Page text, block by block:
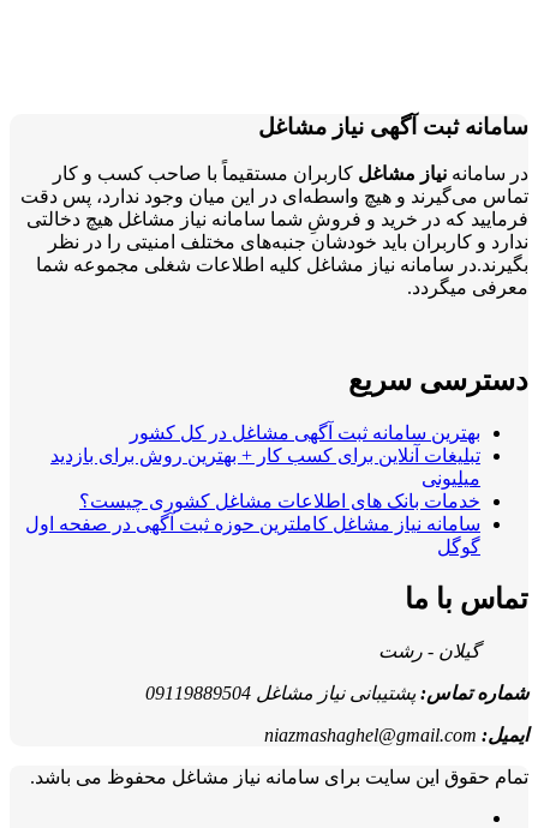
سامانه ثبت آگهی نیاز مشاغل
در سامانه نیاز مشاغلکاربران مستقیماً با صاحب کسب و کار
تماس می‌گیرند و هیچ واسطه‌ای در این میان وجود ندارد، پس دقت
فرمایید که در خرید و فروشِ شما سامانه نیاز مشاغل هیچ دخالتی
ندارد و کاربران باید خودشان جنبه‌های مختلف امنیتی را در نظر
بگیرند.در سامانه نیاز مشاغل کلیه اطلاعات شغلی مجموعه شما
معرفی میگردد.
دسترسی سریع
بهترین سامانه ثبت آگهی مشاغل در کل کشور
تبلیغات آنلاین برای کسب کار + بهترین روش برای بازدید
میلیونی
خدمات بانک های اطلاعات مشاغل کشوری چیست؟
سامانه نیاز مشاغل کاملترین حوزه ثبت آگهی در صفحه اول
گوگل
تماس با ما
گیلان - رشت
شماره تماس:پشتیبانی نیاز مشاغل 09119889504
ایمیل: niazmashaghel@gmail.com
تمام حقوق این سایت برای سامانه نیاز مشاغل محفوظ می باشد.